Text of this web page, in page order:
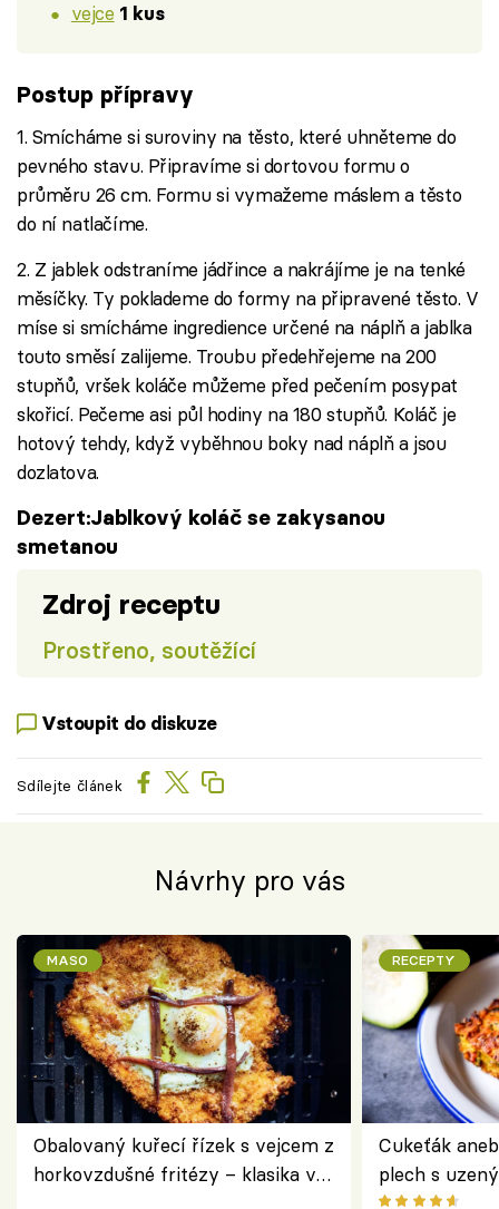
vejce 1 kus
Postup přípravy
1. Smícháme si suroviny na těsto, které uhněteme do
pevného stavu. Připravíme si dortovou formu o
průměru 26 cm. Formu si vymažeme máslem a těsto
do ní natlačíme.
2. Z jablek odstraníme jádřince a nakrájíme je na tenké
měsíčky. Ty poklademe do formy na připravené těsto. V
míse si smícháme ingredience určené na náplň a jablka
touto směsí zalijeme. Troubu předehřejeme na 200
stupňů, vršek koláče můžeme před pečením posypat
skořicí. Pečeme asi půl hodiny na 180 stupňů. Koláč je
hotový tehdy, když vyběhnou boky nad náplň a jsou
dozlatova.
Dezert:Jablkový koláč se zakysanou
smetanou
Zdroj receptu
Prostřeno, soutěžící
Vstoupit do diskuze
Sdílejte článek
Návrhy pro vás
MASO
Obalovaný kuřecí řízek s vejcem z
horkovzdušné fritézy – klasika v
RECEPTY
Cukeťák
plech s
způsob, jak